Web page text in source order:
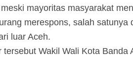
mayoritas masyarakat
merespons, salah satunya
luar Aceh.
Wakil Wali Kota Banda